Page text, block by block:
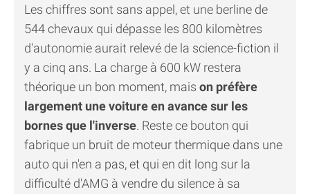
Les chiffres sont sans appel, et une berline de
544 chevaux qui dépasse les 800 kilomètres
d'autonomie aurait relevé de la science-fiction il
y a cinq ans. La charge à 600 kW restera
théorique un bon moment, mais on préfère
largement une voiture en avance sur les
bornes que l'inverse. Reste ce bouton qui
fabrique un bruit de moteur thermique dans une
auto qui n'en a pas, et qui en dit long sur la
difficulté d'AMG à vendre du silence à sa